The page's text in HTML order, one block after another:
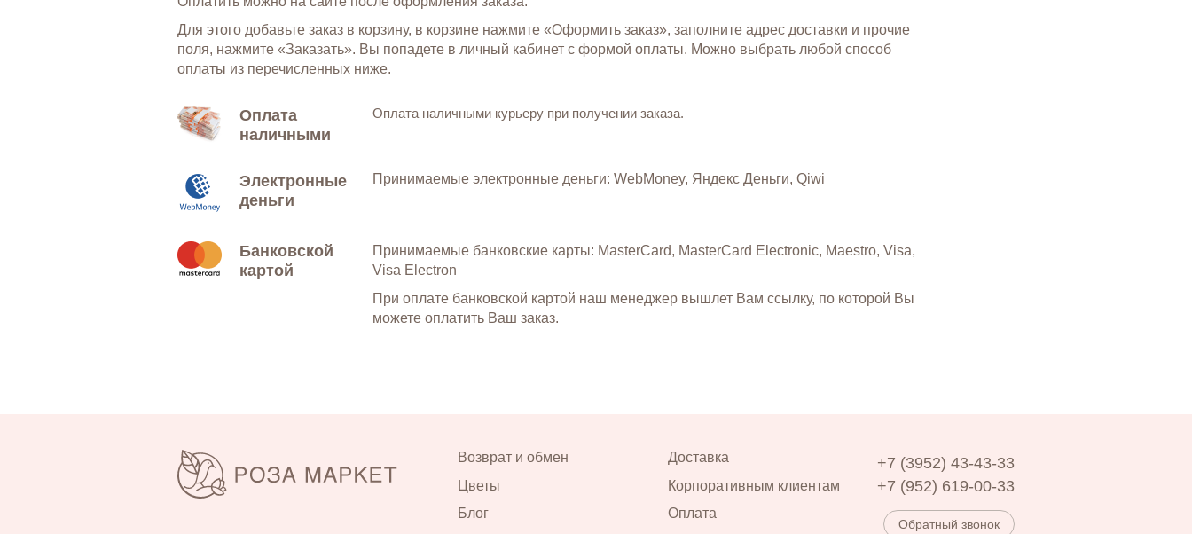
Для этого добавьте заказ в корзину, в корзине нажмите «Оформить заказ», заполните адрес доставки и прочие
поля, нажмите «Заказать». Вы попадете в личный кабинет с формой оплаты. Можно выбрать любой способ
оплаты из перечисленных ниже.
Оплата
наличными
Оплата наличными курьеру при получении заказа.
Электронные
деньги
Принимаемые электронные деньги: WebMoney, Яндекс Деньги, Qiwi
Банковской
картой
Принимаемые банковские карты: MasterCard, MasterCard Electronic, Maestro, Visa,
Visa Electron
При оплате банковской картой наш менеджер вышлет Вам ссылку, по которой Вы
можете оплатить Ваш заказ.
Возврат и обмен
Доставка
Цветы
Корпоративным клиентам
Блог
Оплата
+7 (3952) 43-43-33
+7 (952) 619-00-33
Обратный звонок